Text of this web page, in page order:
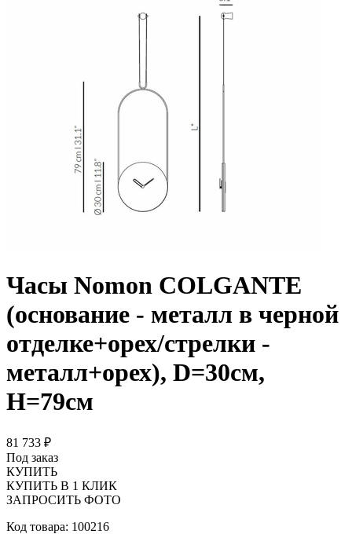
Часы Nomon COLGANTE
(основание - металл в черной
отделке+орех/стрелки -
металл+орех), D=30см,
H=79см
81 733 ₽
Под заказ
КУПИТЬ
КУПИТЬ В 1 КЛИК
ЗАПРОСИТЬ ФОТО
Код товара: 100216